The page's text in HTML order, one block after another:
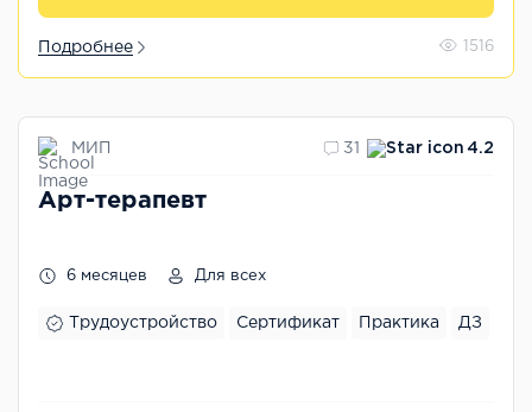
Подробнее 1516
МИП 31 4.2
Арт-терапевт
6 месяцев Для всех
Трудоустройство Сертификат Практика ДЗ